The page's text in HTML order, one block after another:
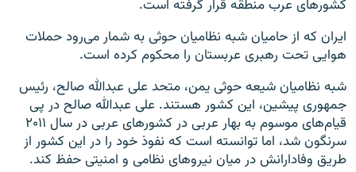
کشورهای عرب منطقه قرار گرفته است.
ایران که از حامیان شبه نظامیان حوثی به شمار می‌رود حملات
هوایی تحت رهبری عربستان را محکوم کرده است.
شبه نظامیان شیعه حوثی یمن، متحد علی عبدالله صالح، رئیس
جمهوری پیشین‌، این کشور هستند. علی عبدالله صالح در پی
قیام‌های موسوم به بهار عربی در کشور‌های عربی در سال ۲۰۱۱
سرنگون شد، اما توانسته است که نفوذ خود را در این کشور از
طریق وفادارانش در میان نیروهای نظامی و امنیتی حفظ کند.